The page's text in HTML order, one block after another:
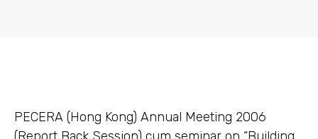
PECERA (Hong Kong) Annual Meeting 2006